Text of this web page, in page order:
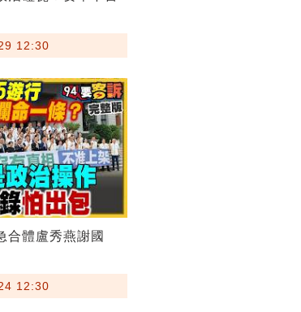
12:30
合體盧秀燕謝國
12:30